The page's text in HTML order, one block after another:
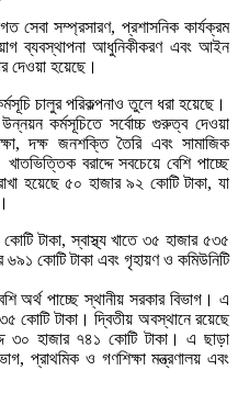
সেবা সম্প্রসারণ, প্রশাসনিক কার্যক্রম
ব্যবস্থাপনা আধুনিকীকরণ এবং আইন
দেওয়া হয়েছে।
চালুর পরিকল্পনাও তুলে ধরা হয়েছে।
কর্মসূচিতে সর্বোচ্চ গুরুত্ব দেওয়া
দক্ষ জনশক্তি তৈরি এবং সামাজিক
বরাদ্দে সবচেয়ে বেশি পাচ্ছে
হয়েছে ৫০ হাজার ৯২ কোটি টাকা, যা
টাকা, স্বাস্থ্য খাতে ৩৫ হাজার ৫৩৫
৬৯১ কোটি টাকা এবং গৃহায়ণ ও কমিউনিটি
অর্থ পাচ্ছে স্থানীয় সরকার বিভাগ। এ
কোটি টাকা। দ্বিতীয় অবস্থানে রয়েছে
৩০ হাজার ৭৪১ কোটি টাকা। এ ছাড়া
প্রাথমিক ও গণশিক্ষা মন্ত্রণালয় এবং